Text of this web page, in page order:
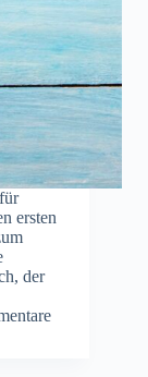
ersten
der